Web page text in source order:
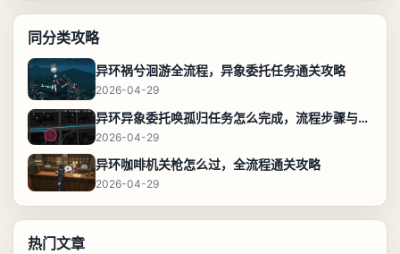
同分类攻略
异环祸兮洄游全流程，异象委托任务通关攻略
2026-04-29
异环异象委托唤孤归任务怎么完成，流程步骤与位置攻略
2026-04-29
异环咖啡机关枪怎么过，全流程通关攻略
2026-04-29
热门文章